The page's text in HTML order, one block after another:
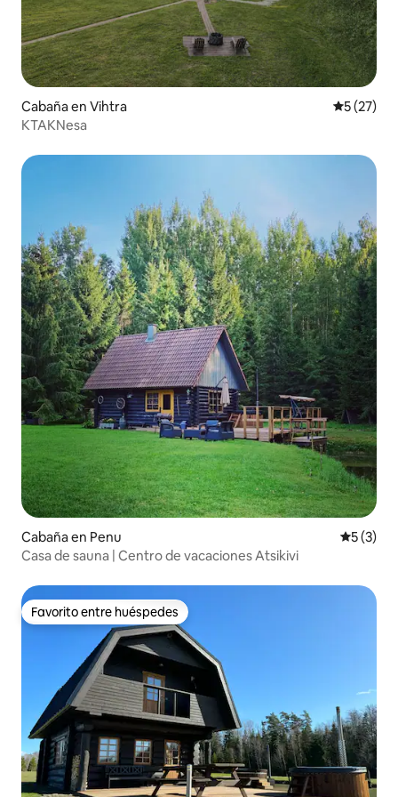
Cabaña en Vihtra
5 (27)
KTAKNesa
Cabaña en Penu
5 (3)
Casa de sauna | Centro de vacaciones Atsikivi
Favorito entre huéspedes
Favorito entre huéspedes